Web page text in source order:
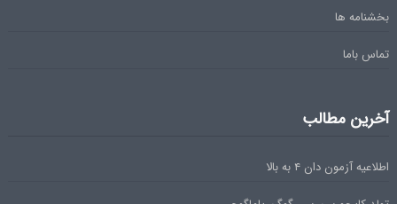
بخشنامه ها
تماس باما
آخرین مطالب
اطلاعیه آزمون دان ۴ به بالا